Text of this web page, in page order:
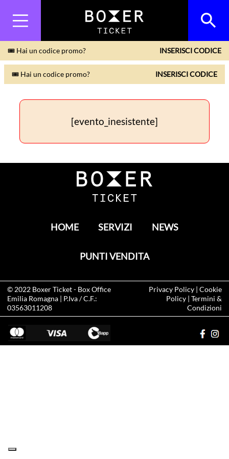
🎟 Hai un codice promo? INSERISCI CODICE
🎟 Hai un codice promo? INSERISCI CODICE
[evento_inesistente]
HOME SERVIZI NEWS
PUNTI VENDITA
© 2022 Boxer Ticket- Box Office
Emilia Romagna | P.Iva / C.F.:
03563011208
Privacy Policy| Cookie
Policy| Termini &
Condizioni